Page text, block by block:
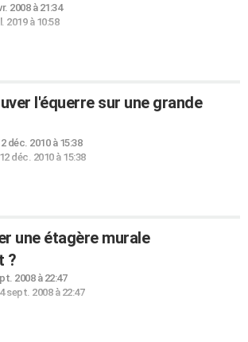
2008 à 21:34
2019 à 10:58
l'équerre sur une grande
déc. 2010 à 15:38
12 déc. 2010 à 15:38
une étagère murale
?
2008 à 22:47
4 sept. 2008 à 22:47